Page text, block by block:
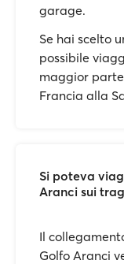
garage.
Se hai scelto
possibile
maggior
Francia alla
Si poteva
Aranci sui
Il
Golfo Aranci